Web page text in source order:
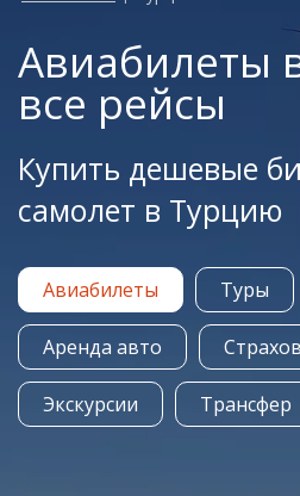
Авиабилеты
все рейсы
Купить дешевые
самолет в Турцию
Авиабилеты Туры
Аренда авто
Экскурсии Трансфер